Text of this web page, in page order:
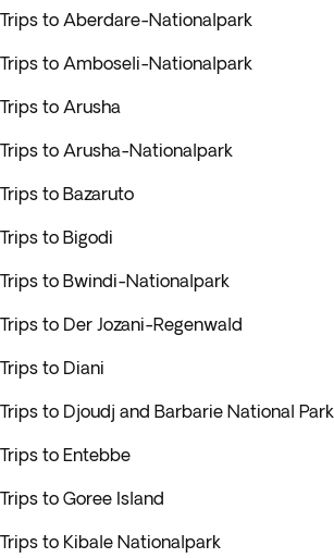
Trips to Aberdare-Nationalpark
Trips to Amboseli-Nationalpark
Trips to Arusha
Trips to Arusha-Nationalpark
Trips to Bazaruto
Trips to Bigodi
Trips to Bwindi-Nationalpark
Trips to Der Jozani-Regenwald
Trips to Diani
Trips to Djoudj and Barbarie National Park
Trips to Entebbe
Trips to Goree Island
Trips to Kibale Nationalpark